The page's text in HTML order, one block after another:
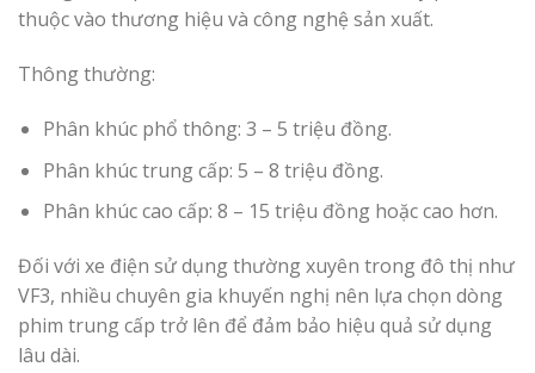
thuộc vào thương hiệu và công nghệ sản xuất.
Thông thường:
Phân khúc phổ thông: 3 – 5 triệu đồng.
Phân khúc trung cấp: 5 – 8 triệu đồng.
Phân khúc cao cấp: 8 – 15 triệu đồng hoặc cao hơn.
Đối với xe điện sử dụng thường xuyên trong đô thị như
VF3, nhiều chuyên gia khuyến nghị nên lựa chọn dòng
phim trung cấp trở lên để đảm bảo hiệu quả sử dụng
lâu dài.